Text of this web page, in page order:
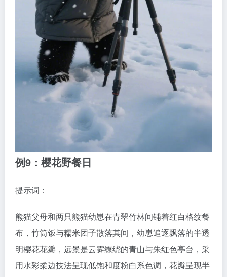
例9：樱花野餐日
提示词：
熊猫父母和两只熊猫幼崽在青翠竹林间铺着红白格纹餐
布，竹筒饭与糯米团子散落其间，幼崽追逐飘落的半透
明樱花花瓣，远景是云雾缭绕的青山与朱红色亭台，采
用水彩柔边技法呈现低饱和度粉白系色调，花瓣呈现半